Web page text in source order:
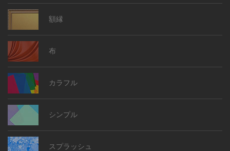
額縁
布
カラフル
シンプル
スプラッシュ